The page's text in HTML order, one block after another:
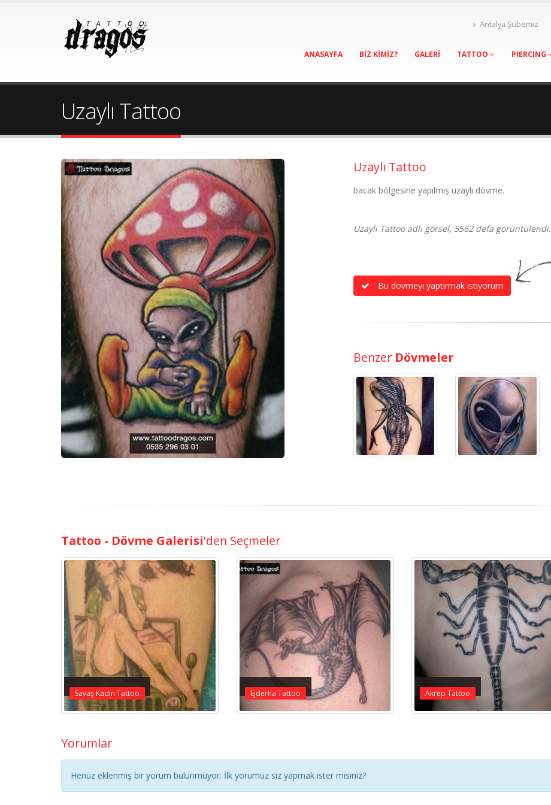
Antalya Şubemiz
ANASAYFA BİZ KİMİZ? GALERİ TATTOO PIERCING
Uzaylı Tattoo
Uzaylı Tattoo
bacak bölgesine yapılmış uzaylı dövme.
Uzaylı Tattoo adlı görsel, 5562 defa görüntülendi.
Bu dövmeyi yaptırmak istiyorum
Benzer Dövmeler
Tattoo - Dövme Galerisi'den Seçmeler
Savaş Kadın Tattoo Ejderha Tattoo Akrep Tattoo
Yorumlar
Henüz eklenmiş bir yorum bulunmuyor. İlk yorumuz siz yapmak ister misiniz?